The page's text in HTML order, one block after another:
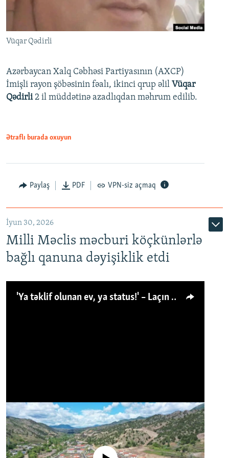
Vüqar Qədirli
Azərbaycan Xalq Cəbhəsi Partiyasının (AXCP)
İmişli rayon şöbəsinin fəalı, ikinci qrup əlil Vüqar
Qədirli2 il müddətinə azadlıqdan məhrum edilib.
Ətraflı burada oxuyun
Paylaş PDF VPN-siz açmaq
İyun 30, 2026
Milli Məclis məcburi köçkünlərlə
bağlı qanuna dəyişiklik etdi
'Ya təklif olunan ev, ya status!' – Laçın köçkünü: 'Laçından başqa heç hara!'